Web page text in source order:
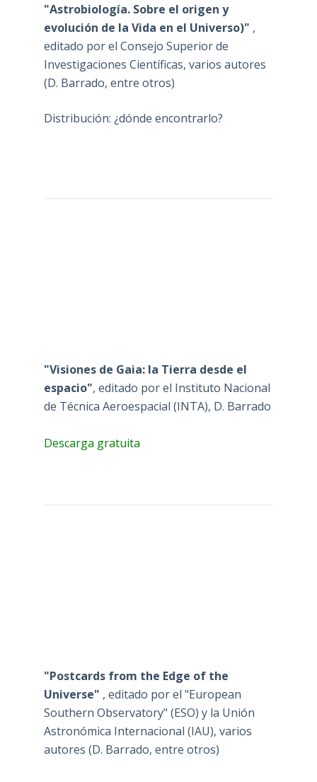
"Astrobiología. Sobre el origen y
evolución de la Vida en el Universo)" ,
editado por el Consejo Superior de
Investigaciones Científicas, varios autores
(D. Barrado, entre otros)
Distribución: ¿dónde encontrarlo?
"Visiones de Gaia: la Tierra desde el
espacio", editado por el Instituto Nacional
de Técnica Aeroespacial (INTA), D. Barrado
Descarga gratuita
"Postcards from the Edge of the
Universe" , editado por el "European
Southern Observatory" (ESO) y la Unión
Astronómica Internacional (IAU), varios
autores (D. Barrado, entre otros)